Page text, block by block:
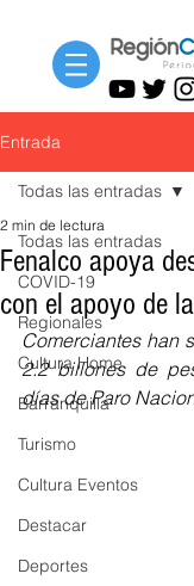
Entrada
Todas las entradas
COVID-19
Regionales
Cultura Home
Barranquilla
Turismo
Cultura Eventos
Destacar
Deportes
Todas las entradas
Fenalco apoya
con el apoyo de
2 min de lectura
Comerciantes han
2.2 billones de
días de Paro